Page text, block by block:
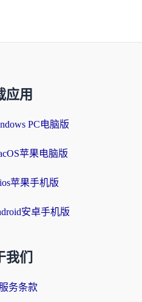
应用
PC电脑版
苹果电脑版
苹果手机版
安卓手机版
我们
服务条款